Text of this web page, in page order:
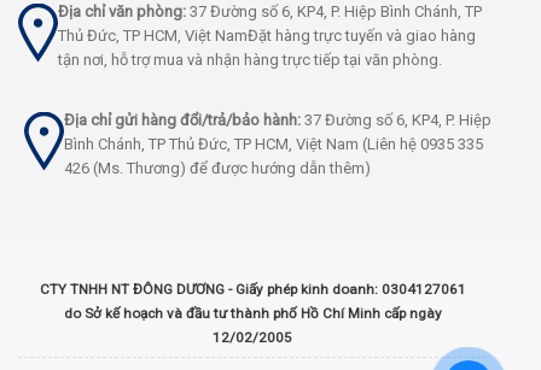
Địa chỉ văn phòng: 37 Đường số 6, KP4, P. Hiệp Bình Chánh, TP
Thủ Đức, TP HCM, Việt NamĐặt hàng trực tuyến và giao hàng
tận nơi, hỗ trợ mua và nhận hàng trực tiếp tại văn phòng.
Địa chỉ gửi hàng đổi/trả/bảo hành: 37 Đường số 6, KP4, P. Hiệp
Bình Chánh, TP Thủ Đức, TP HCM, Việt Nam (Liên hệ 0935 335
426 (Ms. Thương) để được hướng dẫn thêm)
CTY TNHH NT ĐÔNG DƯƠNG - Giấy phép kinh doanh: 0304127061
do Sở kế hoạch và đầu tư thành phố Hồ Chí Minh cấp ngày
12/02/2005